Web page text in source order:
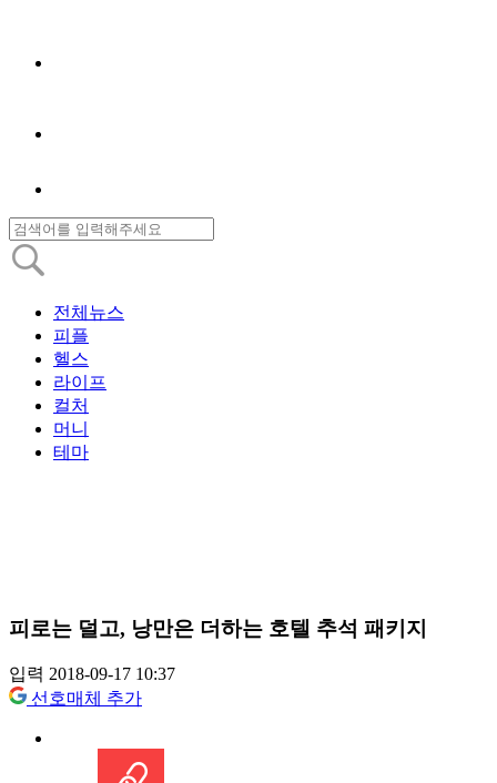
전체뉴스
피플
헬스
라이프
컬처
머니
테마
피로는 덜고, 낭만은 더하는 호텔 추석 패키지
입력 2018-09-17 10:37
선호매체 추가